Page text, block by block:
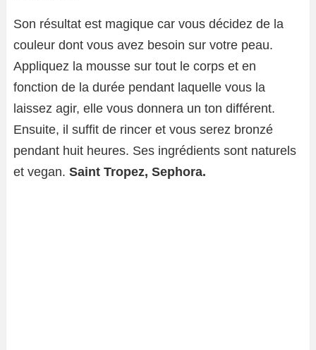
Son résultat est magique car vous décidez de la
couleur dont vous avez besoin sur votre peau.
Appliquez la mousse sur tout le corps et en
fonction de la durée pendant laquelle vous la
laissez agir, elle vous donnera un ton différent.
Ensuite, il suffit de rincer et vous serez bronzé
pendant huit heures. Ses ingrédients sont naturels
et vegan. Saint Tropez, Sephora.